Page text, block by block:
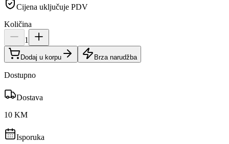
Cijena uključuje PDV
Količina
1
Dodaj u korpu Brza narudžba
Dostupno
Dostava
10 KM
Isporuka